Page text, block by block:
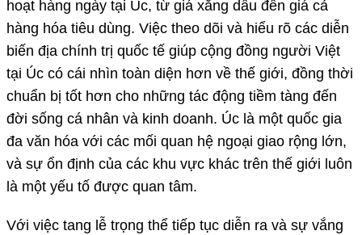
hoạt hàng ngày tại Úc, từ giá xăng dầu đến giá cả
hàng hóa tiêu dùng. Việc theo dõi và hiểu rõ các diễn
biến địa chính trị quốc tế giúp cộng đồng người Việt
tại Úc có cái nhìn toàn diện hơn về thế giới, đồng thời
chuẩn bị tốt hơn cho những tác động tiềm tàng đến
đời sống cá nhân và kinh doanh. Úc là một quốc gia
đa văn hóa với các mối quan hệ ngoại giao rộng lớn,
và sự ổn định của các khu vực khác trên thế giới luôn
là một yếu tố được quan tâm.
Với việc tang lễ trọng thể tiếp tục diễn ra và sự vắng